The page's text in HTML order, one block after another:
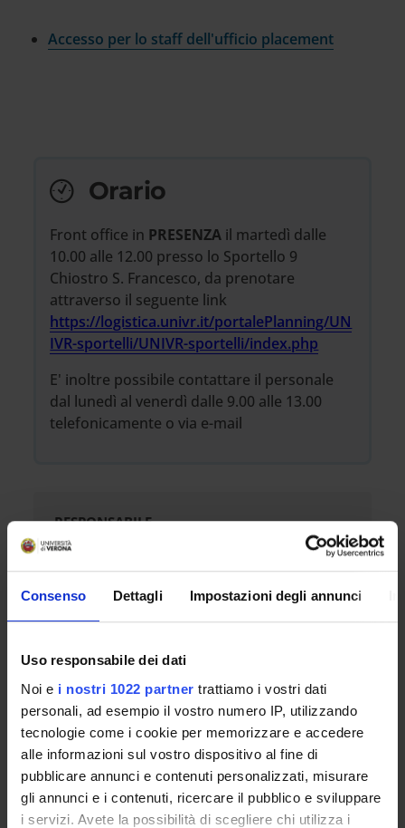
Consenso Dettagli Impostazioni degli annunci
Uso responsabile dei dati
Noi e i nostri 1022 partner trattiamo i vostri dati
personali, ad esempio il vostro numero IP, utilizzando
tecnologie come i cookie per memorizzare e accedere
alle informazioni sul vostro dispositivo al fine di
pubblicare annunci e contenuti personalizzati, misurare
gli annunci e i contenuti, ricercare il pubblico e sviluppare
i servizi. Avete la possibilità di scegliere chi utilizza i
Accesso per lo staff dell'ufficio placement
Orario
Front office in PRESENZA il martedì dalle
10.00 alle 12.00 presso lo Sportello 9
Chiostro S. Francesco, da prenotare
attraverso il seguente link
https://logistica.univr.it/portalePlanning/UN
IVR-sportelli/UNIVR-sportelli/index.php
E' inoltre possibile contattare il personale
dal lunedì al venerdì dalle 9.00 alle 13.00
telefonicamente o via e-mail
RESPONSABILE
Massimiliano Lollis
PERSONALE
Samantha Bonizzi
Cristina Spinella
SERVIZIO GESTITO DA:
Unità operativa Career Service
EMAIL
placement@ateneo.univr.it
TELEFONO
045 8028502, 8022